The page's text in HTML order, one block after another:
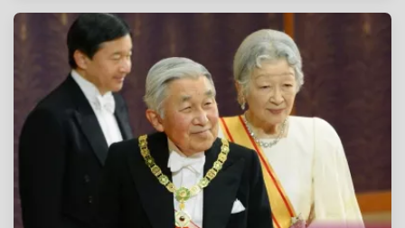
открылось внутреннее кровотечение.
Похоронен Хирохито 24 февраля 1989 года в
мавзолее Токио. Погребению предшествовали
многочисленные церемонии прощания. Со
смертью Хирохито закончился самый
продолжительный период японской истории -
Сева. На японский престол взошел его
старший сын Акихито, ставший императором
Хэйсэй, что официально толкуется как
Достигающий мира внутри страны и за ее